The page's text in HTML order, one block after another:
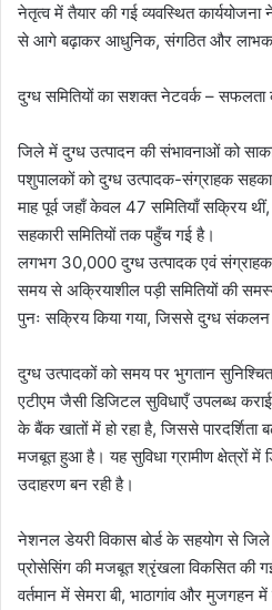
नेतृत्व में तैयार की गई व्यवस्थित कार्ययोजना
से आगे बढ़ाकर आधुनिक, संगठित और
दुग्ध समितियों का सशक्त नेटवर्क – सफलता
जिले में दुग्ध उत्पादन की संभावनाओं को
पशुपालकों को दुग्ध उत्पादक-संग्राहक
माह पूर्व जहाँ केवल 47 समितियाँ सक्रिय
सहकारी समितियों तक पहुँच गई है।
लगभग 30,000 दुग्ध उत्पादक एवं
समय से अक्रियाशील पड़ी समितियों की
पुनः सक्रिय किया गया, जिससे दुग्ध संकलन
दुग्ध उत्पादकों को समय पर भुगतान
एटीएम जैसी डिजिटल सुविधाएँ उपलब्ध
के बैंक खातों में हो रहा है, जिससे पारदर्शिता
मजबूत हुआ है। यह सुविधा ग्रामीण क्षेत्रों
उदाहरण बन रही है।
नेशनल डेयरी विकास बोर्ड के सहयोग से
प्रोसेसिंग की मजबूत श्रृंखला विकसित की
वर्तमान में सेमरा बी, भाठागांव और मुजगहन में